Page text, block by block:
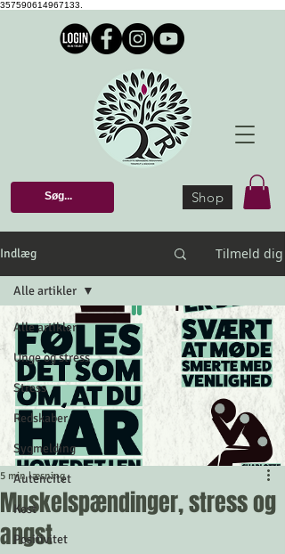
357590614967133.
Shop
Indlæg Tilmeld dig
Alle artikler
Unge og stress
Stress
Redskaber
Sygmelding
Autencitet
Kost
Positivitet
Alle artikler
Muskelspændinger, stress og
angst
5 min læsning